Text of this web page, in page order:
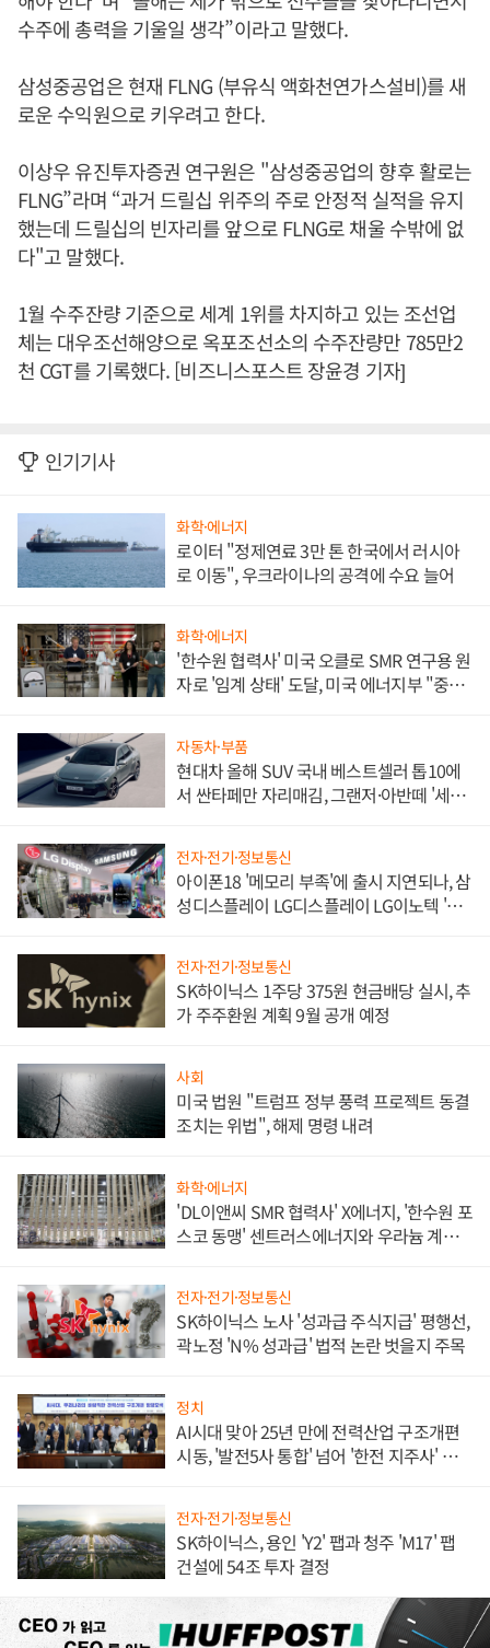
수주에 총력을 기울일 생각”이라고 말했다.
삼성중공업은 현재 FLNG (부유식 액화천연가스설비)를 새
로운 수익원으로 키우려고 한다.
이상우 유진투자증권 연구원은 "삼성중공업의 향후 활로는
FLNG”라며 “과거 드릴십 위주의 주로 안정적 실적을 유지
했는데 드릴십의 빈자리를 앞으로 FLNG로 채울 수밖에 없
다"고 말했다.
1월 수주잔량 기준으로 세계 1위를 차지하고 있는 조선업
체는 대우조선해양으로 옥포조선소의 수주잔량만 785만2
천 CGT를 기록했다. [비즈니스포스트 장윤경 기자]
인기기사
화학·에너지
로이터 "정제연료 3만 톤 한국에서 러시아
로 이동", 우크라이나의 공격에 수요 늘어
화학·에너지
'한수원 협력사' 미국 오클로 SMR 연구용 원
자로 '임계 상태' 도달, 미국 에너지부 "중요
자동차·부품
현대차 올해 SUV 국내 베스트셀러 톱10에
서 싼타페만 자리매김, 그랜저·아반떼 '세단
전자·전기·정보통신
아이폰18 '메모리 부족'에 출시 지연되나, 삼
성디스플레이 LG디스플레이 LG이노텍 '탈
전자·전기·정보통신
SK하이닉스 1주당 375원 현금배당 실시, 추
가 주주환원 계획 9월 공개 예정
사회
미국 법원 "트럼프 정부 풍력 프로젝트 동결
조치는 위법", 해제 명령 내려
화학·에너지
'DL이앤씨 SMR 협력사' X에너지, '한수원 포
스코 동맹' 센트러스에너지와 우라늄 계약
전자·전기·정보통신
SK하이닉스 노사 '성과급 주식지급' 평행선,
곽노정 'N% 성과급' 법적 논란 벗을지 주목
정치
AI시대 맞아 25년 만에 전력산업 구조개편
시동, '발전5사 통합' 넘어 '한전 지주사' 재편
전자·전기·정보통신
SK하이닉스, 용인 'Y2' 팹과 청주 'M17' 팹
건설에 54조 투자 결정